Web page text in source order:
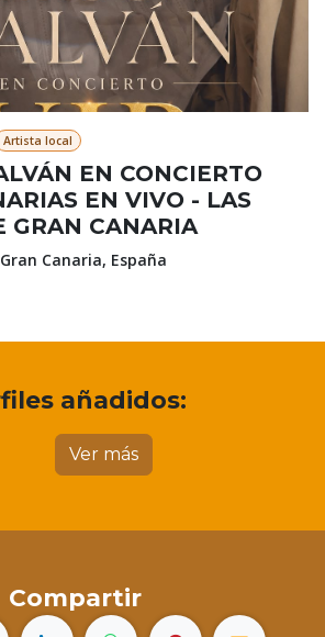
Artista local
EN CONCIERTO
EN VIVO - LAS
GRAN CANARIA
Canaria, España
añadidos:
Ver más
Compartir